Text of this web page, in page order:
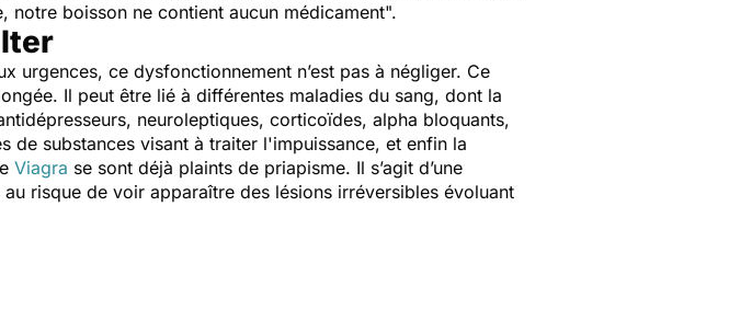
notre boisson ne contient aucun médicament".
urgences, ce dysfonctionnement n’est pas à négliger. Ce
Il peut être lié à différentes maladies du sang, dont la
neuroleptiques, corticoïdes, alpha bloquants,
de substances visant à traiter l'impuissance, et enfin la
Viagra se sont déjà plaints de priapisme. Il s’agit d’une
risque de voir apparaître des lésions irréversibles évoluant